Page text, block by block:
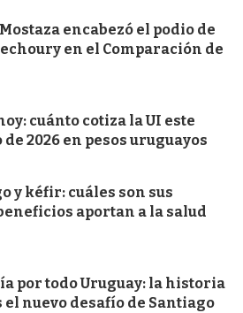
encabezó el podio de
en el Comparación de
cuánto cotiza la UI este
de 2026 en pesos uruguayos
y kéfir: cuáles son sus
aportan a la salud
por todo Uruguay: la historia
nuevo desafío de Santiago